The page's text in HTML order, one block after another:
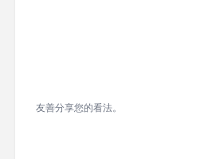
友善分享您的看法。